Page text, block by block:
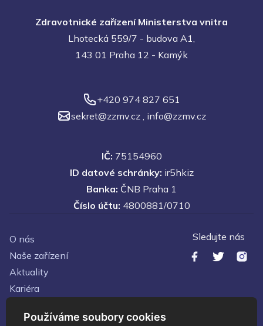
Používáme soubory cookies
Zdravotnické zařízení Ministerstva vnitra
Lhotecká 559/7 - budova A1,
143 01 Praha 12 - Kamýk
+420 974 827 651
sekret@zzmv.cz , info@zzmv.cz
IČ: 75154960
ID datové schránky: ir5hkiz
Banka: ČNB Praha 1
Číslo účtu: 4800881/0710
O nás
Naše zařízení
Aktuality
Kariéra
Sledujte nás